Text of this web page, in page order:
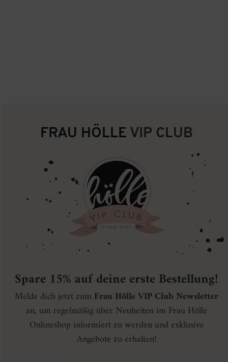
FRAU HÖLLE VIP CLUB
Spare 15% auf deine erste Bestellung!
Melde dich jetzt zum Frau Hölle VIP Club Newsletter
an, um regelmäßig über Neuheiten im Frau Hölle
Onlineshop informiert zu werden und exklusive
Angebote zu erhalten!